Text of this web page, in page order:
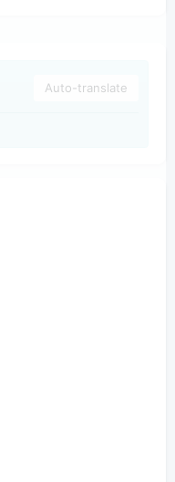
Auto-translate